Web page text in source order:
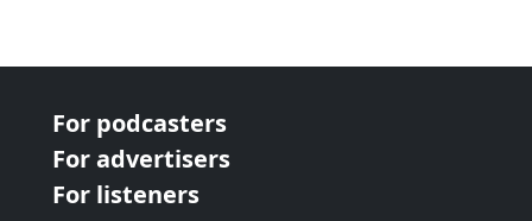
For podcasters
For advertisers
For listeners